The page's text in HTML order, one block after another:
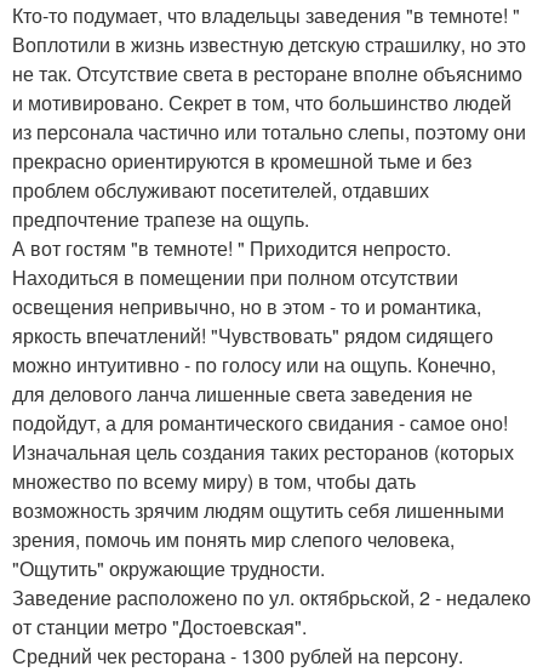
Кто-то подумает, что владельцы заведения "в темноте! "
Воплотили в жизнь известную детскую страшилку, но это
не так. Отсутствие света в ресторане вполне объяснимо
и мотивировано. Секрет в том, что большинство людей
из персонала частично или тотально слепы, поэтому они
прекрасно ориентируются в кромешной тьме и без
проблем обслуживают посетителей, отдавших
предпочтение трапезе на ощупь.
А вот гостям "в темноте! " Приходится непросто.
Находиться в помещении при полном отсутствии
освещения непривычно, но в этом - то и романтика,
яркость впечатлений! "Чувствовать" рядом сидящего
можно интуитивно - по голосу или на ощупь. Конечно,
для делового ланча лишенные света заведения не
подойдут, а для романтического свидания - самое оно!
Изначальная цель создания таких ресторанов (которых
множество по всему миру) в том, чтобы дать
возможность зрячим людям ощутить себя лишенными
зрения, помочь им понять мир слепого человека,
"Ощутить" окружающие трудности.
Заведение расположено по ул. октябрьской, 2 - недалеко
от станции метро "Достоевская".
Средний чек ресторана - 1300 рублей на персону.